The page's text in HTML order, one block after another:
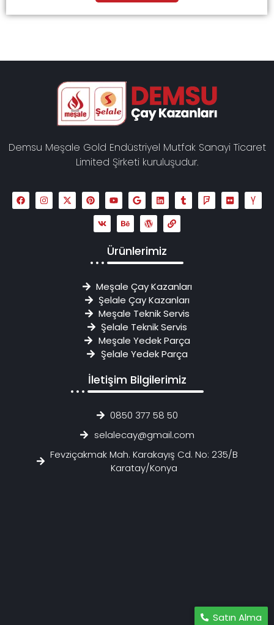
Demsu Meşale Gold Endüstriyel Mutfak Sanayi Ticaret
Limited Şirketi kuruluşudur.
Ürünlerimiz
Meşale Çay Kazanları
Şelale Çay Kazanları
Meşale Teknik Servis
Şelale Teknik Servis
Meşale Yedek Parça
Şelale Yedek Parça
İletişim Bilgilerimiz
0850 377 58 50
selalecay@gmail.com
Fevziçakmak Mah. Karakayış Cd. No: 235/B
Karatay/Konya
Satın Alma